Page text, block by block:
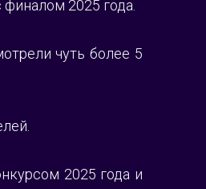
2025 года.
чуть более 5
2025 года и